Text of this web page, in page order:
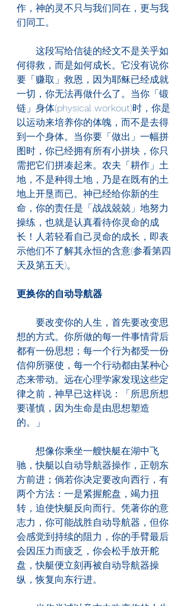
作，神的灵不只与我们同在，更与我
们同工。
这段写给信徒的经文不是关乎如
何得救，而是如何成长。它没有说你
要「赚取」救恩，因为耶稣已经成就
一切，你无法再做什么了。当你「锻
链」身体(physical workout)时，你是
以运动来培养你的体魄，而不是去得
到一个身体。当你要「做出」一幅拼
图时，你已经拥有所有小拼块，你只
需把它们拼凑起来。农夫「耕作」土
地，不是种得土地，乃是在既有的土
地上开垦而已。神已经给你新的生
命，你的责任是「战战兢兢」地努力
操练，也就是认真看待你灵命的成
长！人若轻看自己灵命的成长，即表
示他们不了解其永恒的含意(参看第四
天及第五天)。
更换你的自动导航器
要改变你的人生，首先要改变思
想的方式。你所做的每一件事情背后
都有一份思想；每一个行为都受一份
信仰所驱使，每一个行动都由某种心
态来带动。远在心理学家发现这些定
律之前，神早已这样说：「所思所想
要谨慎，因为生命是由思想塑造
的。」
想像你乘坐一艘快艇在湖中飞
驰，快艇以自动导航器操作，正朝东
方前进；倘若你决定要改向西行，有
两个方法：一是紧握舵盘，竭力扭
转，迫使快艇反向而行。凭著你的意
志力，你可能战胜自动导航器，但你
会感觉到持续的阻力，你的手臂最后
会因压力而疲乏，你会松手放开舵
盘，快艇便立刻再被自动导航器操
纵，恢复向东行进。